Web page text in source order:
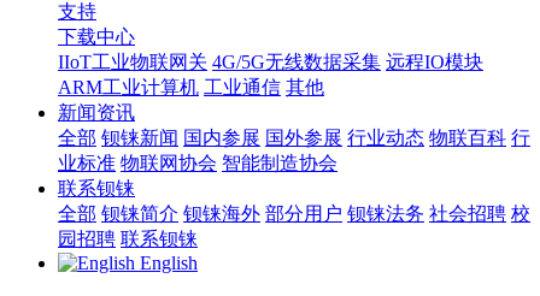
支持
下载中心
IIoT工业物联网关 4G/5G无线数据采集 远程IO模块
ARM工业计算机 工业通信 其他
新闻资讯
全部 钡铼新闻 国内参展 国外参展 行业动态 物联百科 行
业标准 物联网协会 智能制造协会
联系钡铼
全部 钡铼简介 钡铼海外 部分用户 钡铼法务 社会招聘 校
园招聘 联系钡铼
English